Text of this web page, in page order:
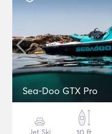
Sea-Doo GTX Pro
Jet Ski